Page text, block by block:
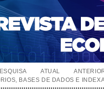
ATUAL
BASES DE DADOS E